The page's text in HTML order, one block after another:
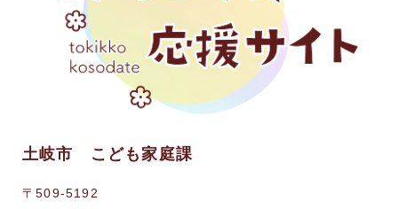
土岐市 こども家庭課
〒509-5192